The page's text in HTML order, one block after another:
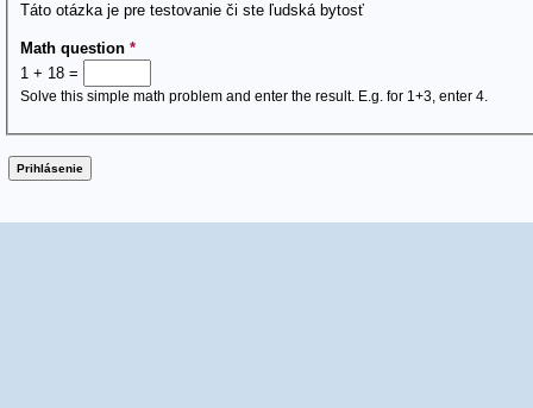
Táto otázka je pre testovanie či ste ľudská bytosť
Math question *
1 + 18 =
Solve this simple math problem and enter the result. E.g. for 1+3, enter 4.